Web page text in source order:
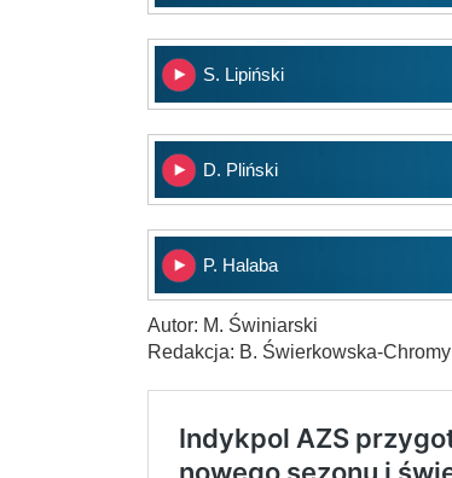
S. Lipiński
D. Pliński
P. Halaba
Autor: M. Świniarski
Redakcja: B. Świerkowska-Chromy